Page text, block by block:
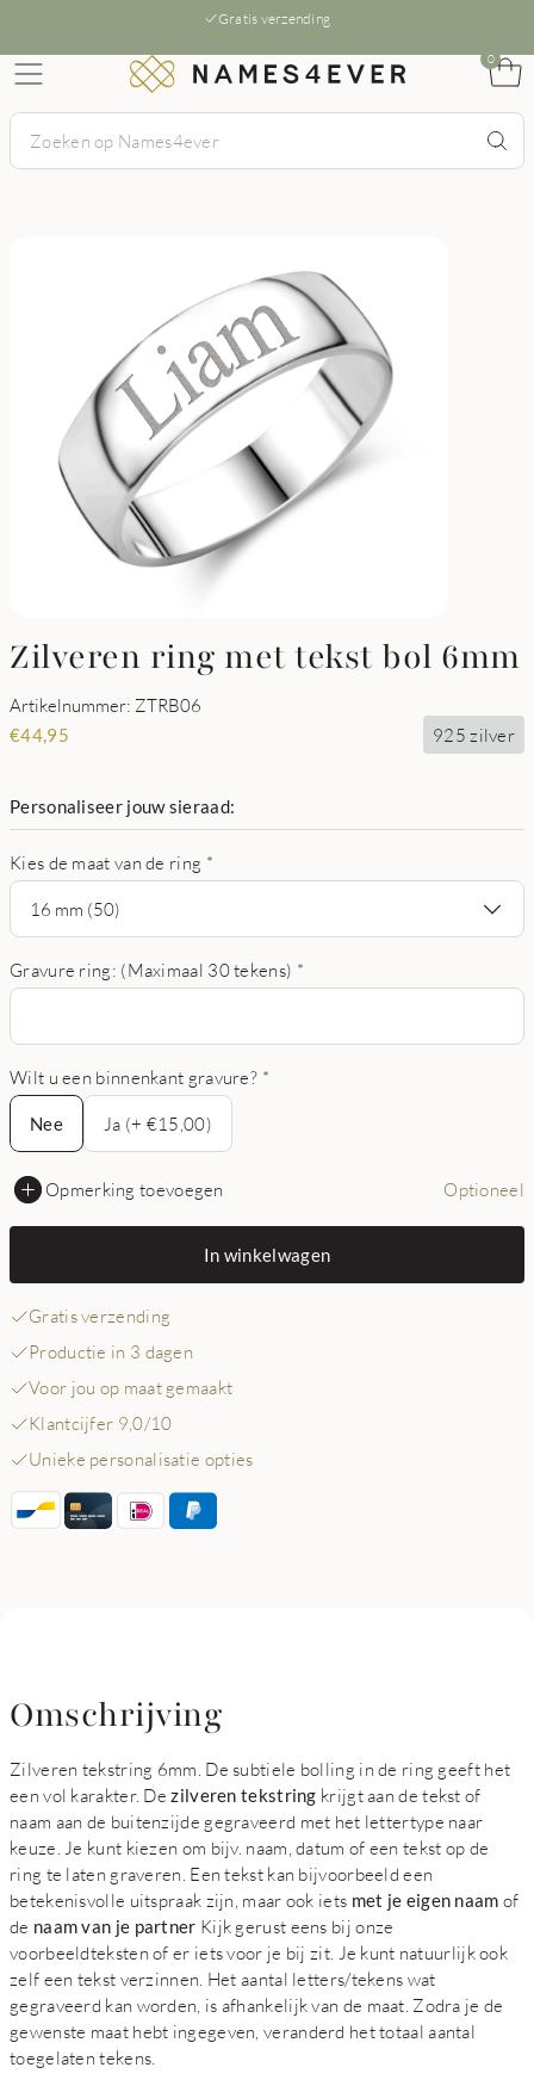
Gratis verzending
0
Zilveren ring met tekst bol 6mm
Artikelnummer: ZTRB06
€44,95 925 zilver
Personaliseer jouw sieraad:
Kies de maat van de ring *
16 mm (50)
Gravure ring: (Maximaal 30 tekens) *
Wilt u een binnenkant gravure? *
Nee
Nee
Ja (+ €15,00)
Opmerking toevoegen Optioneel
In winkelwagen
Gratis verzending
Productie in 3 dagen
Voor jou op maat gemaakt
Klantcijfer 9,0/10
Unieke personalisatie opties
Omschrijving
Zilveren tekstring 6mm. De subtiele bolling in de ring geeft het
een vol karakter. Dezilveren tekstring krijgt aan de tekst of
naam aan de buitenzijde gegraveerd met het lettertype naar
keuze. Je kunt kiezen om bijv. naam, datum of een tekst op de
ring te laten graveren. Een tekst kan bijvoorbeeld een
betekenisvolle uitspraak zijn, maar ook iets met je eigen naam of
de naam van je partner Kijk gerust eens bij onze
voorbeeldteksten of er iets voor je bij zit. Je kunt natuurlijk ook
zelf een tekst verzinnen. Het aantal letters/tekens wat
gegraveerd kan worden, is afhankelijk van de maat. Zodra je de
gewenste maat hebt ingegeven, veranderd het totaal aantal
toegelaten tekens.